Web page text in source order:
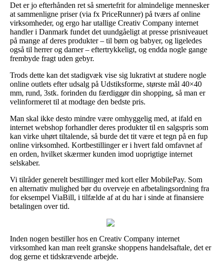
Det er jo efterhånden ret så smertefrit for almindelige mennesker
at sammenligne priser (via fx PriceRunner) på tværs af online
virksomheder, og ergo har utallige Creativ Company internet
handler i Danmark fundet det uundgåeligt at presse prisniveauet
på mange af deres produkter – til børn og babyer, og ligeledes
også til herrer og damer – eftertrykkeligt, og endda nogle gange
frembyde fragt uden gebyr.
Trods dette kan det stadigvæk vise sig lukrativt at studere nogle
online outlets efter udsalg på Udstiksforme, største mål 40×40
mm, rund, 3stk. forinden du færdiggør din shopping, så man er
velinformeret til at modtage den bedste pris.
Man skal ikke desto mindre være omhyggelig med, at ifald en
internet webshop forhandler deres produkter til en salgspris som
kan virke uhørt tiltalende, så burde det tit være et tegn på en fup
online virksomhed. Kortbestillinger er i hvert fald omfavnet af
en orden, hvilket skærmer kunden imod uoprigtige internet
selskaber.
Vi tilråder generelt bestillinger med kort eller MobilePay. Som
en alternativ mulighed bør du overveje en afbetalingsordning fra
for eksempel ViaBill, i tilfælde af at du har i sinde at finansiere
betalingen over tid.
Inden nogen bestiller hos en Creativ Company internet
virksomhed kan man reelt granske shoppens handelsaftale, det er
dog gerne et tidskrævende arbejde.